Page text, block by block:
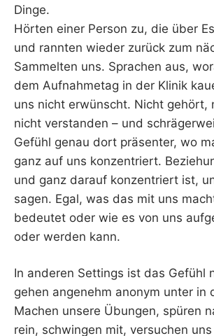
Dinge.
Hörten einer Person zu, die über
und rannten wieder zurück zum
Sammelten uns. Sprachen aus,
dem Aufnahmetag in der Klinik
uns nicht erwünscht. Nicht gehört,
nicht verstanden – und
Gefühl genau dort präsenter, wo
ganz auf uns konzentriert.
und ganz darauf konzentriert ist,
sagen. Egal, was das mit uns
bedeutet oder wie es von uns
oder werden kann.
In anderen Settings ist das Gefühl
gehen angenehm anonym unter in
Machen unsere Übungen, spüren
rein, schwingen mit, versuchen